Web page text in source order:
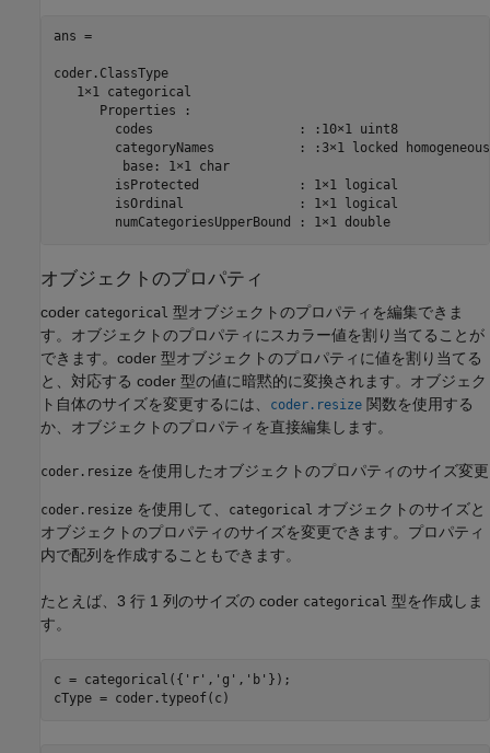
ans =
coder.ClassType
   1×1 categorical
      Properties :
         base: 1×1 char
      	numCategoriesUpperBound : 1×1 double
オブジェクトのプロパティ
coder categorical 型オブジェクトのプロパティを編集できま
す。オブジェクトのプロパティにスカラー値を割り当てることが
できます。coder 型オブジェクトのプロパティに値を割り当てる
と、対応する coder 型の値に暗黙的に変換されます。オブジェク
ト自体のサイズを変更するには、
coder.resize 関数を使用する
か、オブジェクトのプロパティを直接編集します。
coder.resize を使用したオブジェクトのプロパティのサイズ変更
coder.resize を使用して、 categorical
オブジェクトのサイズと
オブジェクトのプロパティのサイズを変更できます。プロパティ
内で配列を作成することもできます。
たとえば、3 行 1 列のサイズの coder categorical 型を作成しま
す。
c = categorical({ 'r' , 'g' , 'b' });
cType = coder.typeof(c)